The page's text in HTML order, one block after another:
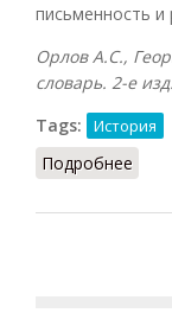
письменность и
Орлов А.С.,
словарь. 2-е
Tags:
История
Подробнее